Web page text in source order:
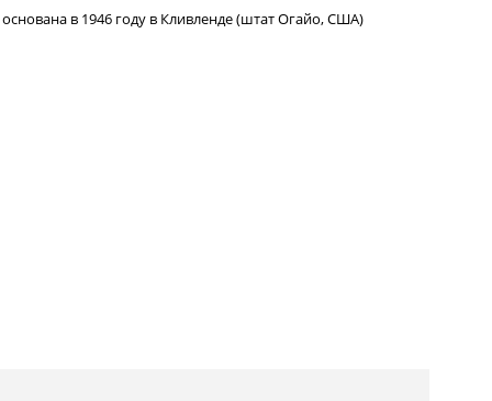
в 1946 году в Кливленде (штат Огайо, США)